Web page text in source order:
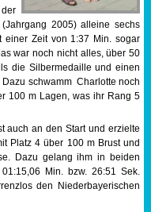
2005) alleine sechs
einer Zeit von 1:37 Min. sogar
war noch nicht alles, über 50
die Silbermedaille und einen
schwamm Charlotte noch
100 m Lagen, was ihr Rang 5
auch an den Start und erzielte
Platz 4 über 100 m Brust und
Dazu gelang ihm in beiden
Min. bzw. 26:51 Sek.
den Niederbayerischen